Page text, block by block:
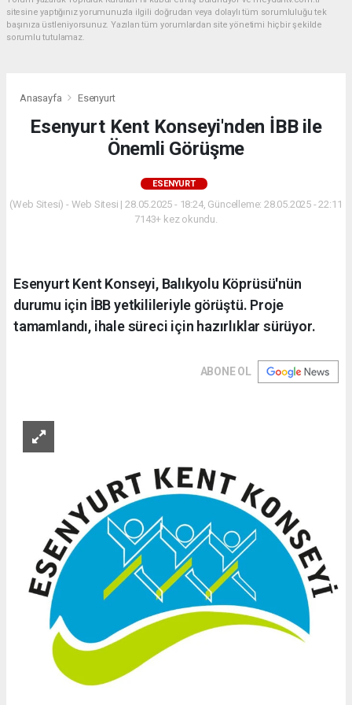
sitesine yaptığınız yorumunuzla ilgili doğrudan veya dolaylı tüm sorumluluğu tek
başınıza üstleniyorsunuz. Yazılan tüm yorumlardan site yönetimi hiçbir şekilde
sorumlu tutulamaz.
Anasayfa Esenyurt
Esenyurt Kent Konseyi'nden İBB ile
Önemli Görüşme
ESENYURT
(Web Sitesi) - Web Sitesi | 28.05.2025 - 18:24, Güncelleme: 28.05.2025 - 22:11
7143+ kez okundu.
Esenyurt Kent Konseyi, Balıkyolu Köprüsü'nün
durumu için İBB yetkilileriyle görüştü. Proje
tamamlandı, ihale süreci için hazırlıklar sürüyor.
ABONE OL